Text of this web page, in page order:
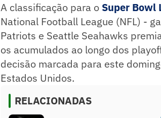
A classificação para o Super Bowl
National Football League (NFL) -
Patriots e Seattle Seahawks
os acumulados ao longo dos
decisão marcada para este
Estados Unidos.
RELACIONADAS